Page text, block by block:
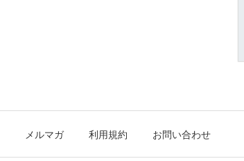
メルマガ 利用規約 お問い合わせ